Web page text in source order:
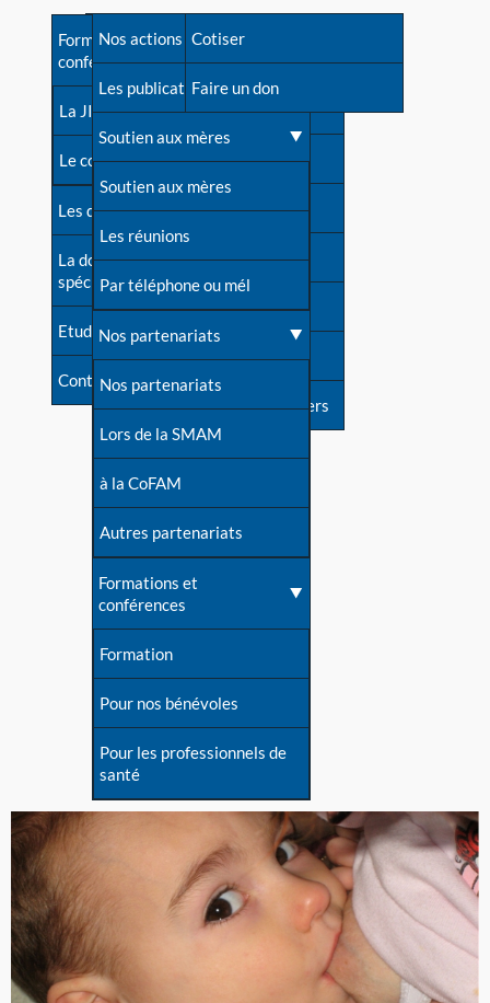
Avant la naissance
Les débuts
Une difficulté d'allaitement ?
Cas particuliers
Mythes et vérités
Devenir animatrice ?
Une question sur le site
Formations et
conférences
La JIA
Le congrès
Les dossiers de l'allaitement
La documentation
spécialisée
Etudes récentes
Contact
Besoin d'aide?
Répertoire de tous les
contacts
Contact presse
Dossier de presse
Soutenir LLL
Livre d'or
Forum
S'inscrire à nos newsletters
Nos actions
Les publications
Soutien aux mères
Soutien aux mères
Les réunions
Par téléphone ou mél
Nos partenariats
Nos partenariats
Lors de la SMAM
à la CoFAM
Autres partenariats
Formations et
conférences
Formation
Pour nos bénévoles
Pour les professionnels de
santé
Cotiser
Faire un don